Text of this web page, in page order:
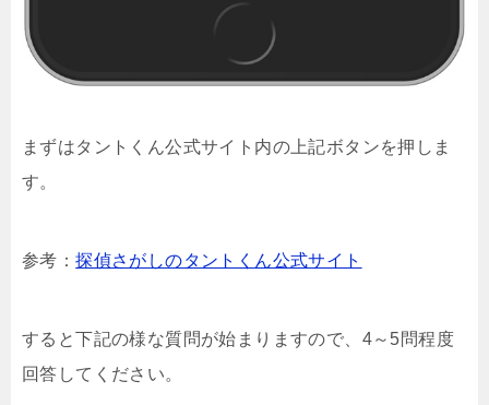
まずはタントくん公式サイト内の上記ボタンを押しま
す。
参考：探偵さがしのタントくん公式サイト
すると下記の様な質問が始まりますので、4～5問程度
回答してください。